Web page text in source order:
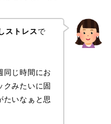
ストレスで
同じ時間にお
クみたいに固
たいなぁと思